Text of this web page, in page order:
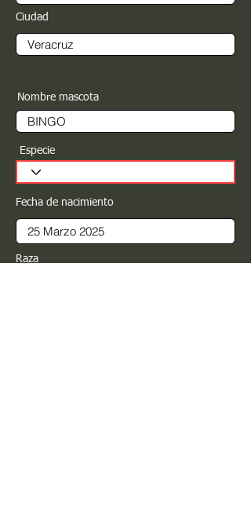
Ciudad
Nombre mascota
Especie
Fecha de nacimiento
Raza